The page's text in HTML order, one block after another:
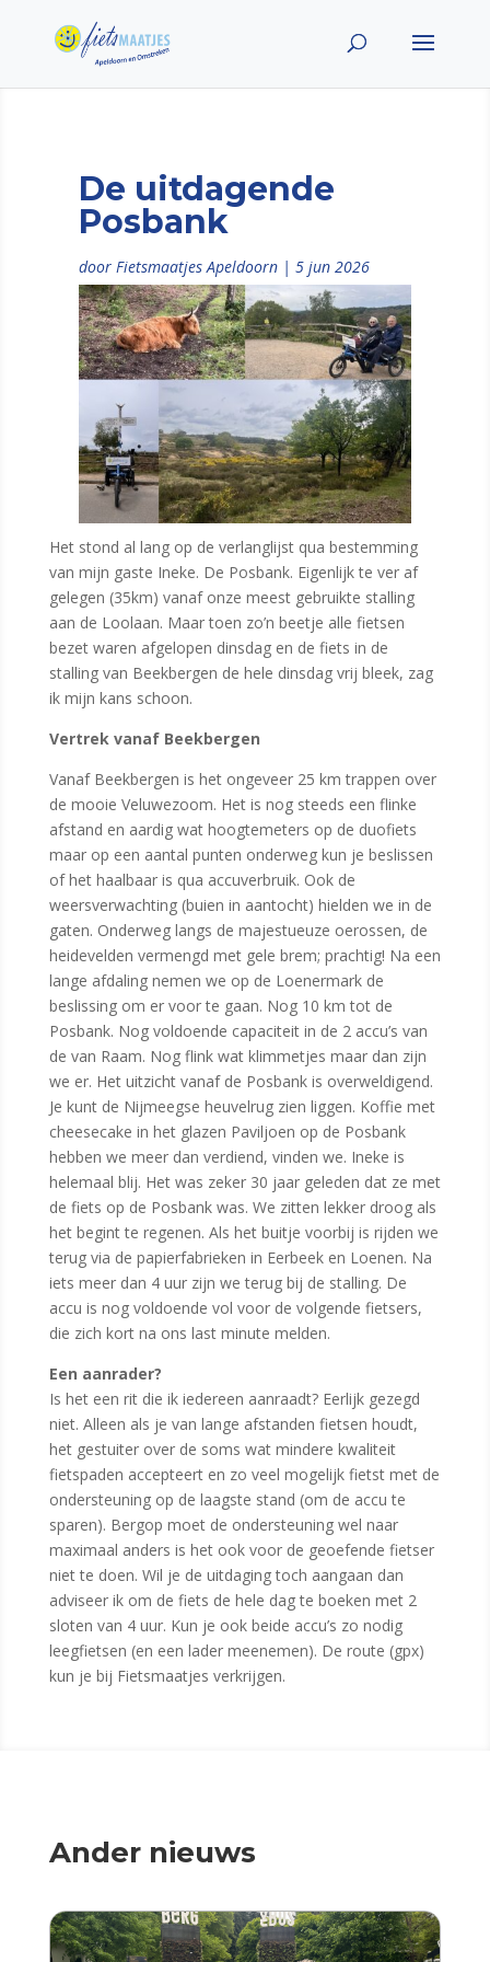
De uitdagende
Posbank
door Fietsmaatjes Apeldoorn| 5 jun 2026
Het stond al lang op de verlanglijst qua bestemming
van mijn gaste Ineke. De Posbank. Eigenlijk te ver af
gelegen (35km) vanaf onze meest gebruikte stalling
aan de Loolaan. Maar toen zo’n beetje alle fietsen
bezet waren afgelopen dinsdag en de fiets in de
stalling van Beekbergen de hele dinsdag vrij bleek, zag
ik mijn kans schoon.
Vertrek vanaf Beekbergen
Vanaf Beekbergen is het ongeveer 25 km trappen over
de mooie Veluwezoom. Het is nog steeds een flinke
afstand en aardig wat hoogtemeters op de duofiets
maar op een aantal punten onderweg kun je beslissen
of het haalbaar is qua accuverbruik. Ook de
weersverwachting (buien in aantocht) hielden we in de
gaten. Onderweg langs de majestueuze oerossen, de
heidevelden vermengd met gele brem; prachtig! Na een
lange afdaling nemen we op de Loenermark de
beslissing om er voor te gaan. Nog 10 km tot de
Posbank. Nog voldoende capaciteit in de 2 accu’s van
de van Raam. Nog flink wat klimmetjes maar dan zijn
we er. Het uitzicht vanaf de Posbank is overweldigend.
Je kunt de Nijmeegse heuvelrug zien liggen. Koffie met
cheesecake in het glazen Paviljoen op de Posbank
hebben we meer dan verdiend, vinden we. Ineke is
helemaal blij. Het was zeker 30 jaar geleden dat ze met
de fiets op de Posbank was. We zitten lekker droog als
het begint te regenen. Als het buitje voorbij is rijden we
terug via de papierfabrieken in Eerbeek en Loenen. Na
iets meer dan 4 uur zijn we terug bij de stalling. De
accu is nog voldoende vol voor de volgende fietsers,
die zich kort na ons last minute melden.
Een aanrader?
Is het een rit die ik iedereen aanraadt? Eerlijk gezegd
niet. Alleen als je van lange afstanden fietsen houdt,
het gestuiter over de soms wat mindere kwaliteit
fietspaden accepteert en zo veel mogelijk fietst met de
ondersteuning op de laagste stand (om de accu te
sparen). Bergop moet de ondersteuning wel naar
maximaal anders is het ook voor de geoefende fietser
niet te doen. Wil je de uitdaging toch aangaan dan
adviseer ik om de fiets de hele dag te boeken met 2
sloten van 4 uur. Kun je ook beide accu’s zo nodig
leegfietsen (en een lader meenemen). De route (gpx)
kun je bij Fietsmaatjes verkrijgen.
Ander nieuws